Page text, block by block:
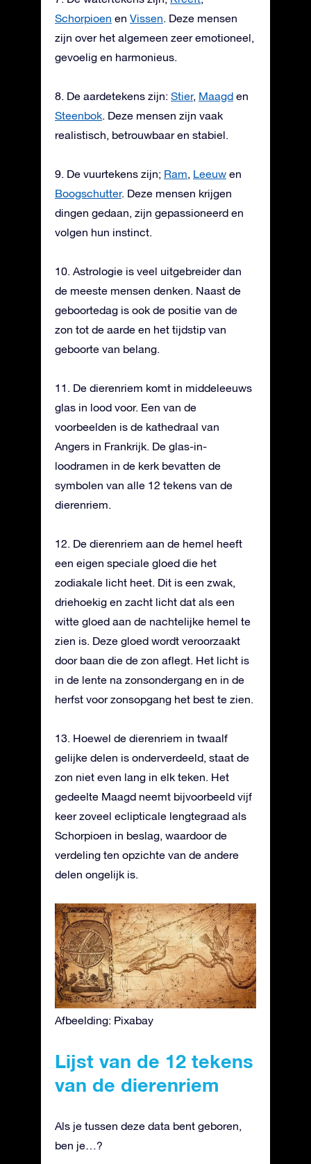
Schorpioen en Vissen. Deze mensen
zijn over het algemeen zeer emotioneel,
gevoelig en harmonieus.
8. De aardetekens zijn: Stier, Maagd en
Steenbok. Deze mensen zijn vaak
realistisch, betrouwbaar en stabiel.
9. De vuurtekens zijn; Ram, Leeuw en
Boogschutter. Deze mensen krijgen
dingen gedaan, zijn gepassioneerd en
volgen hun instinct.
10. Astrologie is veel uitgebreider dan
de meeste mensen denken. Naast de
geboortedag is ook de positie van de
zon tot de aarde en het tijdstip van
geboorte van belang.
11. De dierenriem komt in middeleeuws
glas in lood voor. Een van de
voorbeelden is de kathedraal van
Angers in Frankrijk. De glas-in-
loodramen in de kerk bevatten de
symbolen van alle 12 tekens van de
dierenriem.
12. De dierenriem aan de hemel heeft
een eigen speciale gloed die het
zodiakale licht heet. Dit is een zwak,
driehoekig en zacht licht dat als een
witte gloed aan de nachtelijke hemel te
zien is. Deze gloed wordt veroorzaakt
door baan die de zon aflegt. Het licht is
in de lente na zonsondergang en in de
herfst voor zonsopgang het best te zien.
13. Hoewel de dierenriem in twaalf
gelijke delen is onderverdeeld, staat de
zon niet even lang in elk teken. Het
gedeelte Maagd neemt bijvoorbeeld vijf
keer zoveel eclipticale lengtegraad als
Schorpioen in beslag, waardoor de
verdeling ten opzichte van de andere
delen ongelijk is.
Afbeelding: Pixabay
Lijst van de 12 tekens
van de dierenriem
Als je tussen deze data bent geboren,
ben je…?